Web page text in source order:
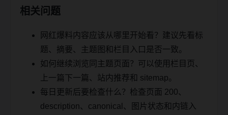
相关问题
网红爆料内容应该从哪里开始看？建议先看标
题、摘要、主题图和栏目入口是否一致。
如何继续浏览同主题页面？可以使用栏目页、
上一篇下一篇、站内推荐和 sitemap。
每日更新后要检查什么？检查页面 200、
description、canonical、图片状态和内链入